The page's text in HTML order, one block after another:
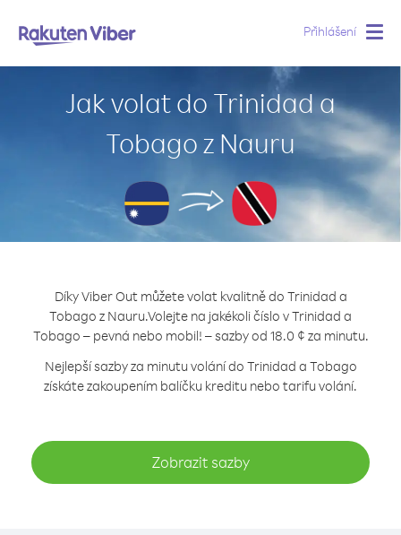
Přihlášení
Jak volat do Trinidad a
Tobago z Nauru
Díky Viber Out můžete volat kvalitně do Trinidad a
Tobago z Nauru.Volejte na jakékoli číslo v Trinidad a
Tobago – pevná nebo mobil! – sazby od 18.0 ¢ za minutu.
Nejlepší sazby za minutu volání do Trinidad a Tobago
získáte zakoupením balíčku kreditu nebo tarifu volání.
Zobrazit sazby